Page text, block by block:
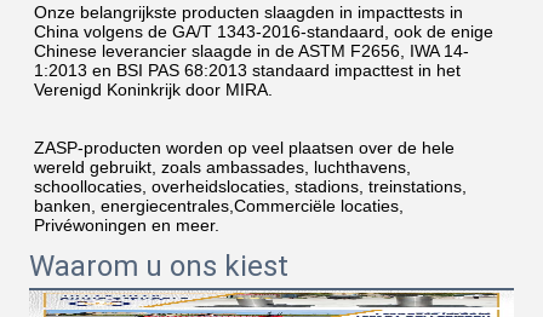
Onze belangrijkste producten slaagden in impacttests in
China volgens de GA/T 1343-2016-standaard, ook de enige
Chinese leverancier slaagde in de ASTM F2656, IWA 14-
1:2013 en BSI PAS 68:2013 standaard impacttest in het
Verenigd Koninkrijk door MIRA.
ZASP-producten worden op veel plaatsen over de hele
wereld gebruikt, zoals ambassades, luchthavens,
schoollocaties, overheidslocaties, stadions, treinstations,
banken, energiecentrales,Commerciële locaties,
Privéwoningen en meer.
Waarom u ons kiest